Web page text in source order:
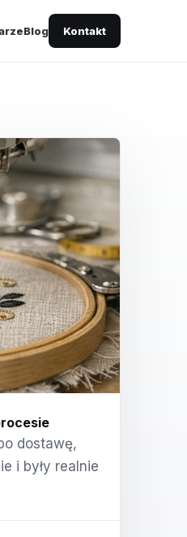
Blog Kontakt
dostawę,
i były realnie